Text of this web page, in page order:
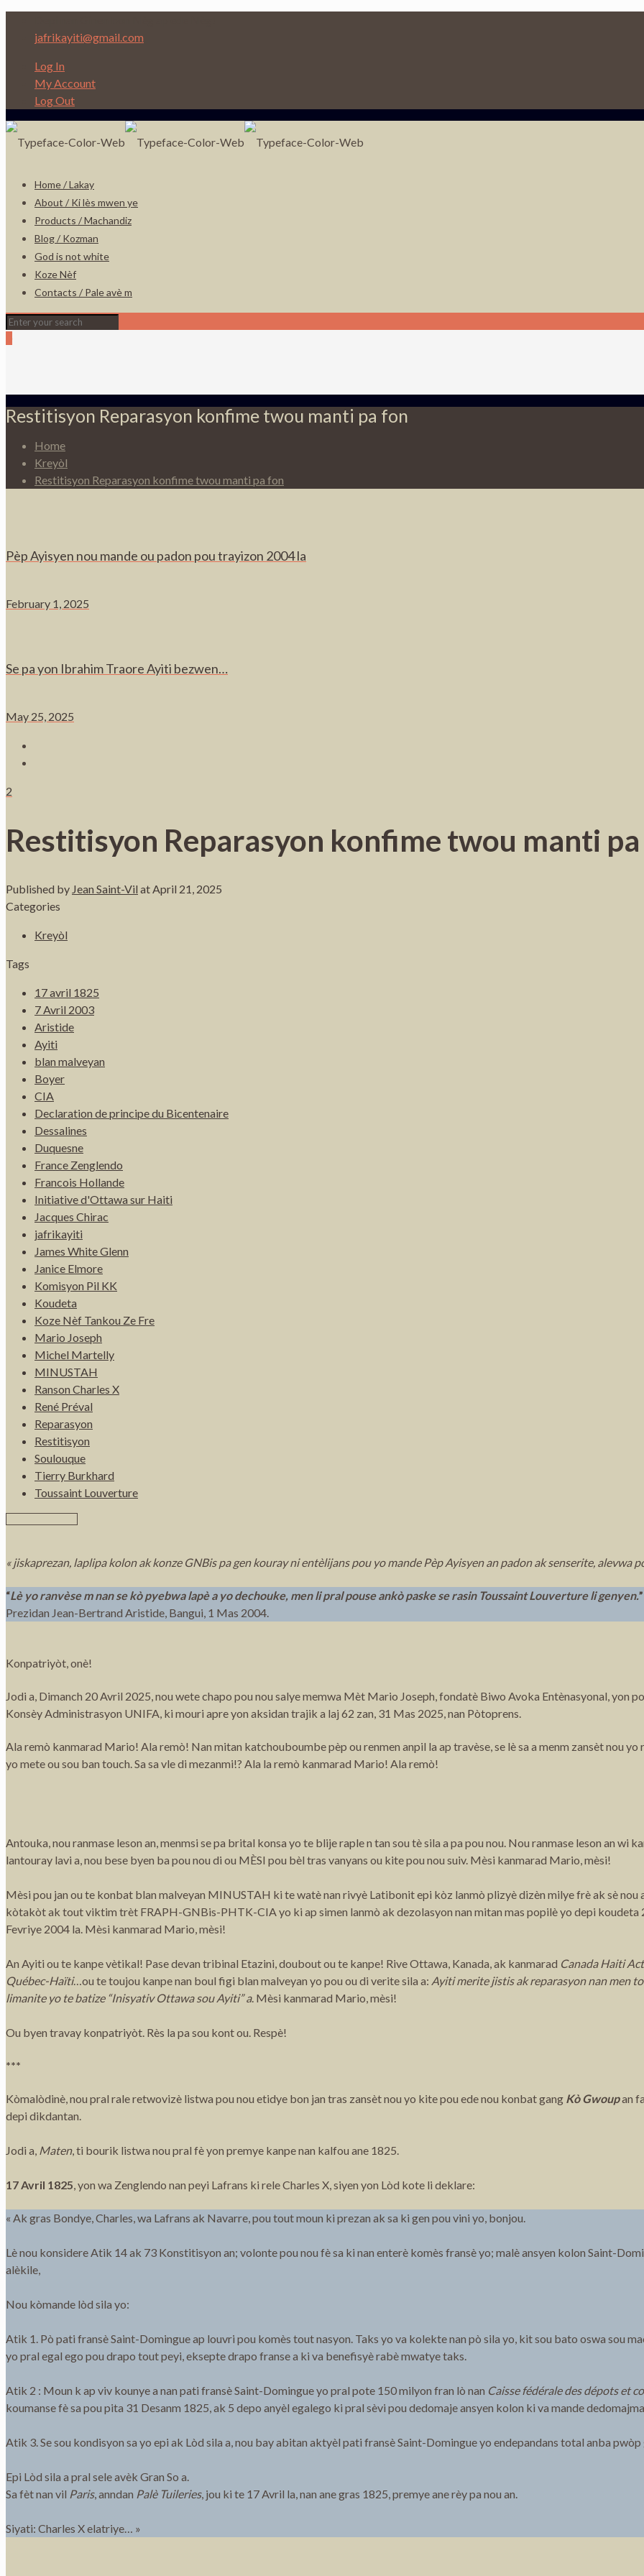
jafrikayiti@gmail.com
Log In
My Account
Log Out
Home / Lakay
About / Ki lès mwen ye
Products / Machandiz
Blog / Kozman
God is not white
Koze Nèf
Contacts / Pale avè m
Restitisyon Reparasyon konfime twou manti pa fon
Home
Kreyòl
Restitisyon Reparasyon konfime twou manti pa fon
Pèp Ayisyen nou mande ou padon pou trayizon 2004 la
February 1, 2025
Se pa yon Ibrahim Traore Ayiti bezwen…
May 25, 2025
2
Restitisyon Reparasyon konfime twou manti
Published by Jean Saint-Vil atApril 21, 2025
Categories
Kreyòl
Tags
17 avril 1825
7 Avril 2003
Aristide
Ayiti
blan malveyan
Boyer
CIA
Declaration de principe du Bicentenaire
Dessalines
Duquesne
France Zenglendo
Francois Hollande
Initiative d'Ottawa sur Haiti
Jacques Chirac
jafrikayiti
James White Glenn
Janice Elmore
Komisyon Pil KK
Koudeta
Koze Nèf Tankou Ze Fre
Mario Joseph
Michel Martelly
MINUSTAH
Ranson Charles X
René Préval
Reparasyon
Restitisyon
Soulouque
Tierry Burkhard
Toussaint Louverture
« jiskaprezan, laplipa kolon ak konze GNBis pa gen kouray ni entèlijans pou yo mande Pèp Ayisyen an padon ak senserite, alevwa
“Lè yo ranvèse m nan se kò pyebwa lapè a yo dechouke, men li pral pouse ankò paske se rasin Toussaint Louverture li genyen.”
Prezidan Jean-Bertrand Aristide, Bangui, 1 Mas 2004.
Konpatriyòt, onè!
Jodi a, Dimanch 20 Avril 2025, nou wete chapo pou nou salye memwa Mèt Mario Joseph, fondatè Biwo Avoka Entènasyonal, yon
Konsèy Administrasyon UNIFA, ki mouri apre yon aksidan trajik a laj 62 zan, 31 Mas 2025, nan Pòtoprens.
Ala remò kanmarad Mario! Ala remò! Nan mitan katchouboumbe pèp ou renmen anpil la ap travèse, se lè sa a menm zansèt nou
yo mete ou sou ban touch. Sa sa vle di mezanmi!? Ala la remò kanmarad Mario! Ala remò!
Antouka, nou ranmase leson an, menmsi se pa brital konsa yo te blije raple n tan sou tè sila a pa pou nou. Nou ranmase leson an wi
lantouray lavi a, nou bese byen ba pou nou di ou MÈSI pou bèl tras vanyans ou kite pou nou suiv. Mèsi kanmarad Mario, mèsi!
Mèsi pou jan ou te konbat blan malveyan MINUSTAH ki te watè nan rivyè Latibonit epi kòz lanmò plizyè dizèn milye frè ak sè
kòtakòt ak tout viktim trèt FRAPH-GNBis-PHTK-CIA yo ki ap simen lanmò ak dezolasyon nan mitan mas popilè yo depi koudeta
Fevriye 2004 la. Mèsi kanmarad Mario, mèsi!
An Ayiti ou te kanpe vètikal! Pase devan tribinal Etazini, doubout ou te kanpe! Rive Ottawa, Kanada, ak kanmarad Canada Haiti
Québec-Haïti…ou te toujou kanpe nan boul figi blan malveyan yo pou ou di verite sila a: Ayiti merite jistis ak reparasyon nan men
limanite yo te batize “Inisyativ Ottawa sou Ayiti” a. Mèsi kanmarad Mario, mèsi!
Ou byen travay konpatriyòt. Rès la pa sou kont ou. Respè!
***
Kòmalòdinè, nou pral rale retwovizè listwa pou nou etidye bon jan tras zansèt nou yo kite pou ede nou konbat gang Kò Gwoupan
depi dikdantan.
Jodi a, Maten, ti bourik listwa nou pral fè yon premye kanpe nan kalfou ane 1825.
17 Avril 1825, yon wa Zenglendo nan peyi Lafrans ki rele Charles X, siyen yon Lòd kote li deklare:
« Ak gras Bondye, Charles, wa Lafrans ak Navarre, pou tout moun ki prezan ak sa ki gen pou vini yo, bonjou.
Lè nou konsidere Atik 14 ak 73 Konstitisyon an; volonte pou nou fè sa ki nan enterè komès fransè yo; malè ansyen kolon Saint-
alèkile,
Nou kòmande lòd sila yo:
Atik 1. Pò pati fransè Saint-Domingue ap louvri pou komès tout nasyon. Taks yo va kolekte nan pò sila yo, kit sou bato oswa sou
yo pral egal ego pou drapo tout peyi, eksepte drapo franse a ki va benefisyè rabè mwatye taks.
Atik 2 : Moun k ap viv kounye a nan pati fransè Saint-Domingue yo pral pote 150 milyon fran lò nan Caisse fédérale des dépots et
koumanse fè sa pou pita 31 Desanm 1825, ak 5 depo anyèl egalego ki pral sèvi pou dedomaje ansyen kolon ki va mande
Atik 3. Se sou kondisyon sa yo epi ak Lòd sila a, nou bay abitan aktyèl pati fransè Saint-Domingue yo endepandans total anba pwòp
Epi Lòd sila a pral sele avèk Gran So a.
Sa fèt nan vil Paris, anndan Palè Tuileries, jou ki te 17 Avril la, nan ane gras 1825, premye ane rèy pa nou an.
Siyati: Charles X elatriye… »